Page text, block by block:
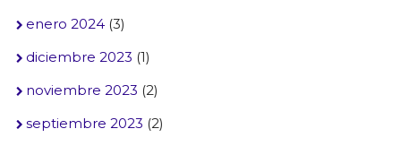
enero 2024(3)
diciembre 2023 (1)
noviembre 2023 (2)
septiembre 2023 (2)